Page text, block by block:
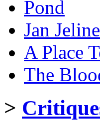
Pond
Jan
A Place
The
>